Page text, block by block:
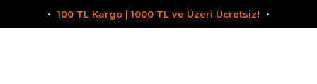
100 TL Kargo | 1000 TL ve Üzeri Ücretsiz!